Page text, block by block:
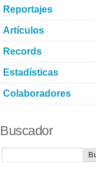
Reportajes
Artículos
Records
Estadísticas
Colaboradores
Buscador